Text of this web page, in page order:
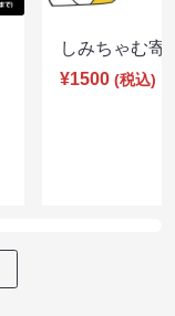
しみちゃむ
¥1500 (税込)